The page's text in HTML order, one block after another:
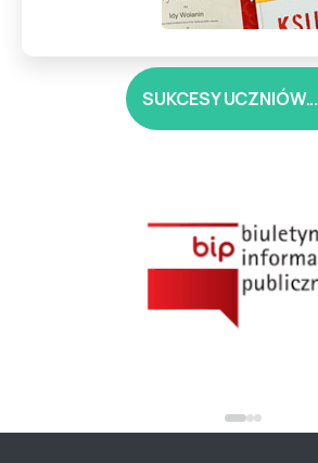
SUKCESY UCZNIÓW...